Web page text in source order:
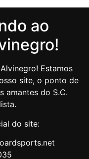
ao
Estamos
site, o ponto de
amantes do S.C.
do site: